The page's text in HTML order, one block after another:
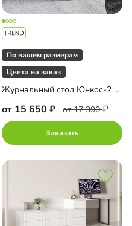
По вашим размерам
Цвета на заказ
Журнальный стол Юнкос-2 Олива
от 15 650 от 17 390
Заказать